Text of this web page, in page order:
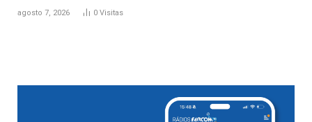
agosto 7, 2026 0 Visitas